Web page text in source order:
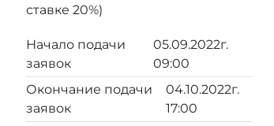
ставке 20%)
Начало подачи
заявок
05.09.2022г.
09:00
Окончание подачи
заявок
04.10.2022г.
17:00